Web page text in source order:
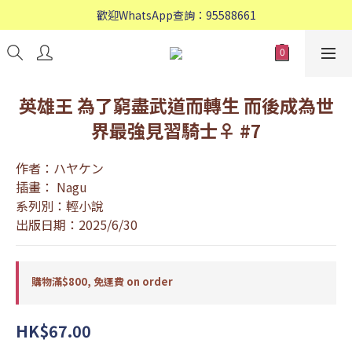
歡迎WhatsApp查詢：95588661
歡迎WhatsApp查詢：95588661
會員專享: 購物滿$800, 免運費
英雄王 為了窮盡武道而轉生 而後成為世
界最強見習騎士♀ #7
作者：ハヤケン
插畫： Nagu
系列別：輕小說
出版日期：2025/6/30
購物滿$800, 免運費 on order
HK$67.00